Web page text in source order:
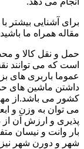
برای آشنایی بیشتر
مقاله همراه ما
حمل و نقل کالا و
است که می توانند
عموما باربری های
داشتن ماشین های
کشور می باشد.از
می توان به وزن و
پذیری و ارزش آن
بار وانت و نیسان
شهر و دورن شهر نیز